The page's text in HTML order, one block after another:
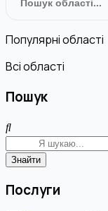
Популярні області
Всі області
Пошук
Знайти
Послуги